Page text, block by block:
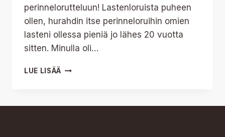
perinnelorutteluun! Lastenloruista puheen
ollen, hurahdin itse perinneloruihin omien
lasteni ollessa pieniä jo lähes 20 vuotta
sitten. Minulla oli…
LUE LISÄÄ LASTENLORUJA